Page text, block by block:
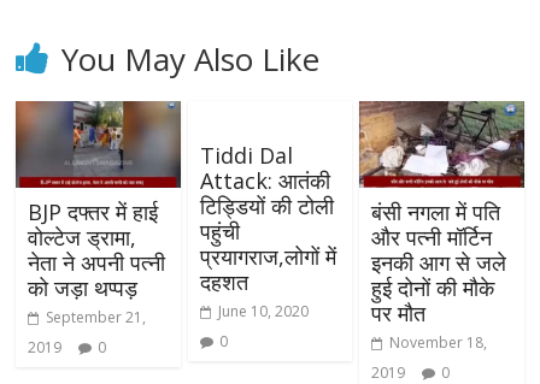
You May Also Like
BJP दफ्तर में हाई
वोल्टेज ड्रामा,
नेता ने अपनी पत्नी
को जड़ा थप्पड़
September 21,
2019
0
Tiddi Dal
Attack: आतंकी
टिड्डियों की टोली
पहुंची
प्रयागराज,लोगों में
दहशत
June 10, 2020
0
बंसी नगला में पति
और पत्नी मॉर्टिन
इनकी आग से जले
हुई दोनों की मौके
पर मौत
November 18,
2019
0